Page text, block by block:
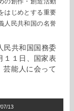
はじめとする重要
人民共和国の名誉
民共和国国務委
１１日、国家表
芸能人に会って
13